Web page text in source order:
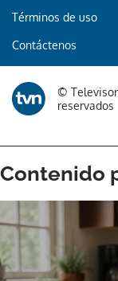
Términos de uso
Contáctenos
©
reservados